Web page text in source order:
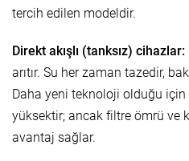
tercih edilen modeldir.
Direkt akışlı (tanksız) cihazlar:
arıtır. Su her zaman tazedir,
Daha yeni teknoloji olduğu için
yüksektir; ancak filtre ömrü ve
avantaj sağlar.